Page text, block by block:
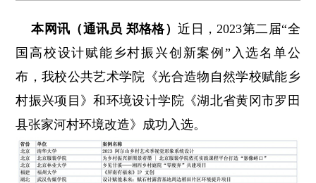
本网讯（通讯员 郑格格）近日，2023第二届“全
国高校设计赋能乡村振兴创新案例”入选名单公
布，我校公共艺术学院《光合造物自然学校赋能乡
村振兴项目》和环境设计学院《湖北省黄冈市罗田
县张家河村环境改造》成功入选。